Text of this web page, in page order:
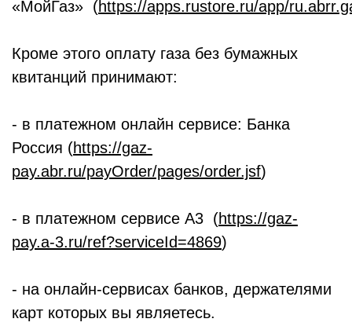
«МойГаз» (https://apps.rustore.ru/app/
Кроме этого оплату газа без бумажных
квитанций принимают:
- в платежном онлайн сервисе: Банка
Россия (https://gaz-
pay.abr.ru/payOrder/pages/order.jsf)
- в платежном сервисе А3 (https://gaz-
pay.a-3.ru/ref?serviceId=4869)
- на онлайн-сервисах банков, держателями
карт которых вы являетесь.